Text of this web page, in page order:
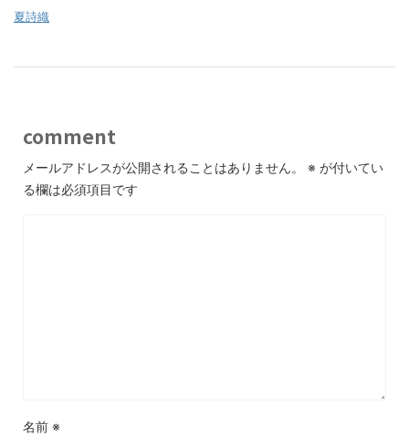
夏詩織
comment
メールアドレスが公開されることはありません。 ※ が付いてい
る欄は必須項目です
名前 ※